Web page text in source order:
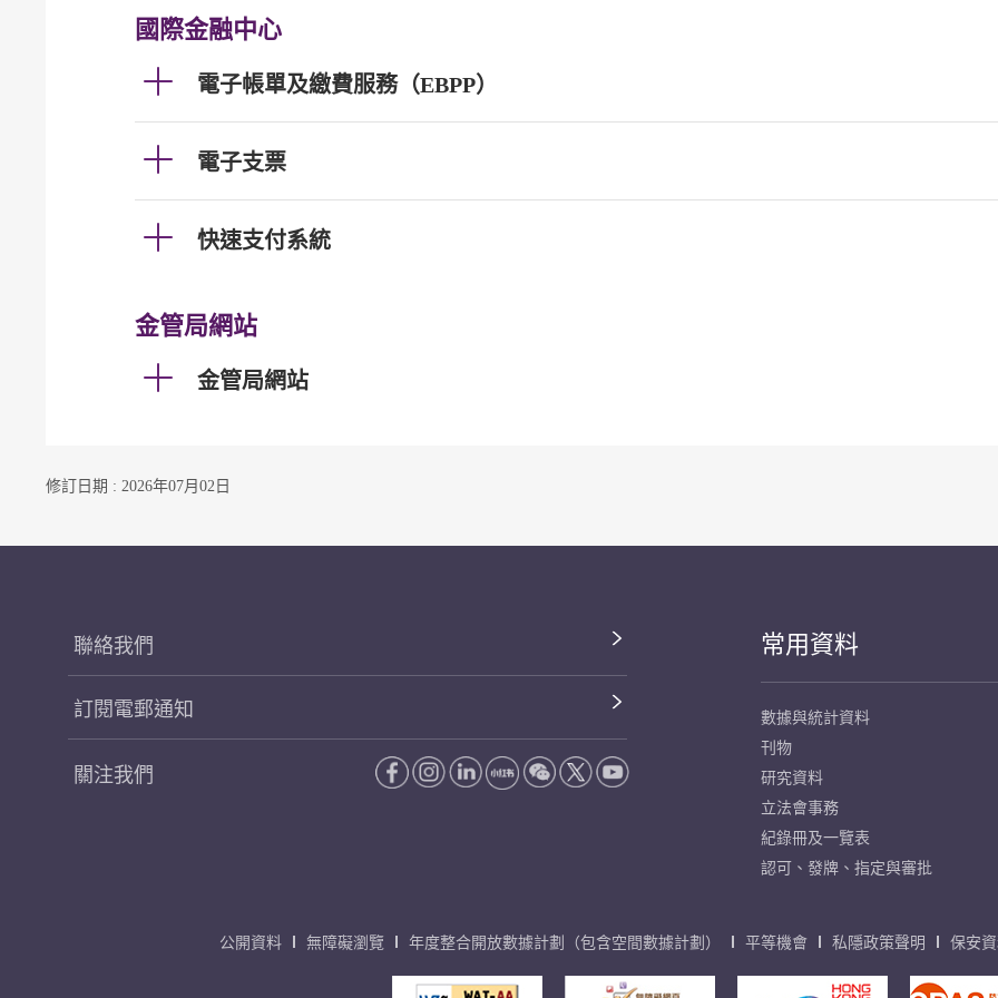
國際金融中心
電子帳單及繳費服務（EBPP）
電子支票
快速支付系統
金管局網站
金管局網站
修訂日期 : 2026年07月02日
聯絡我們
訂閱電郵通知
關注我們
常用資料
數據與統計資料
刊物
研究資料
立法會事務
紀錄冊及一覽表
認可、發牌、指定與審批
公開資料 無障礙瀏覽 年度整合開放數據計劃（包含空間數據計劃） 平等機會 私隱政策聲明 保安